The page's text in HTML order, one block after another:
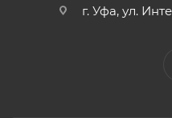
г. Уфа, ул.